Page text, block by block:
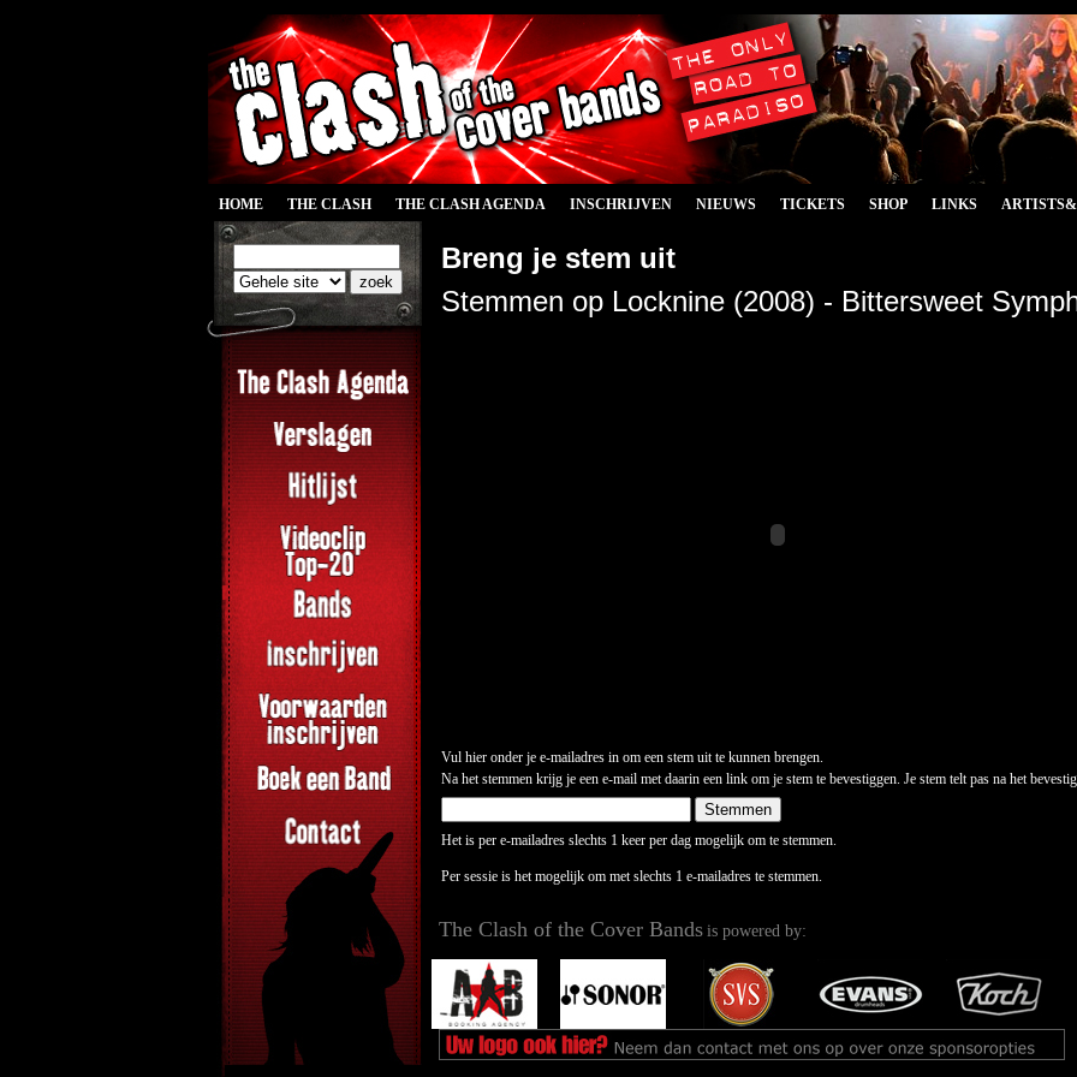
HOME THE CLASH THE CLASH AGENDA INSCHRIJVEN NIEUWS TICKETS SHOP LINKS
Breng je stem uit
Stemmen op Locknine (2008) - Bittersweet
Vul hier onder je e-mailadres in om een stem uit te kunnen brengen.
Na het stemmen krijg je een e-mail met daarin een link om je stem te bevestiggen. Je stem telt pas na het
Het is per e-mailadres slechts 1 keer per dag mogelijk om te stemmen.
Per sessie is het mogelijk om met slechts 1 e-mailadres te stemmen.
The Clash of the Cover Bands is powered by: